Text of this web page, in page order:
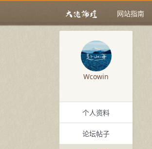
网站指南
Wcowin
个人资料
论坛帖子